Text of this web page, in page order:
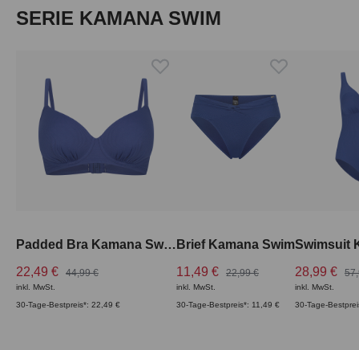
Produktgalerie überspringen
SERIE KAMANA SWIM
Padded Bra Kamana Swim
22,49 €
44,99 €
inkl. MwSt.
30-Tage-Bestpreis*: 22,49 €
Brief Kamana Swim
11,49 €
22,99 €
inkl. MwSt.
30-Tage-Bestpreis*: 11,49 €
Swimsuit
28,99 €
inkl. MwSt.
30-Tage-